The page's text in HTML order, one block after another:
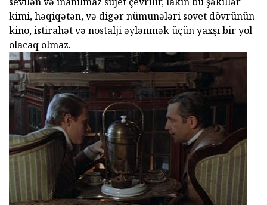
kimi, həqiqətən, və digər nümunələri sovet dövrünün
kino, istirahət və nostalji əylənmək üçün yaxşı bir yol
olacaq olmaz.